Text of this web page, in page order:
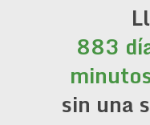
883
sin una